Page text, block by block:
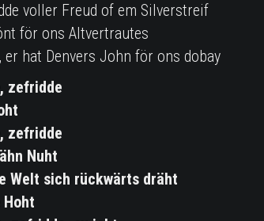
voller Freud of em Silverstreif
för ons Altvertrautes
hat Denvers John för ons dobay
zefridde
zefridde
Nuht
Welt sich rückwärts dräht
Hoht